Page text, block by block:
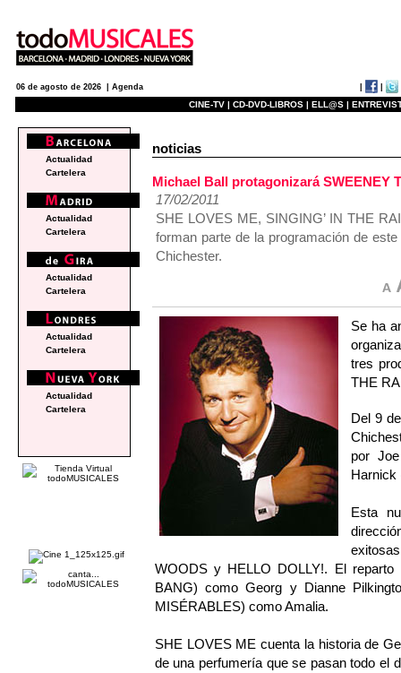
06 de agosto de 2026 | Agenda
CINE-TV | CD-DVD-LIBROS | ELL@S |
noticias
Michael Ball protagonizará SWEENEY
17/02/2011
SHE LOVES ME, SINGING’ IN THE
forman parte de la programación de
Chichester.
Se ha
tres
THE
Del 9
por
Harnick
Esta
WOODS y HELLO DOLLY!. El
BANG) como Georg y Dianne
MISÉRABLES) como Amalia.
SHE LOVES ME cuenta la historia de
de una perfumería que se pasan todo el
Actualidad
Cartelera
Actualidad
Cartelera
Actualidad
Cartelera
Actualidad
Cartelera
Actualidad
Cartelera